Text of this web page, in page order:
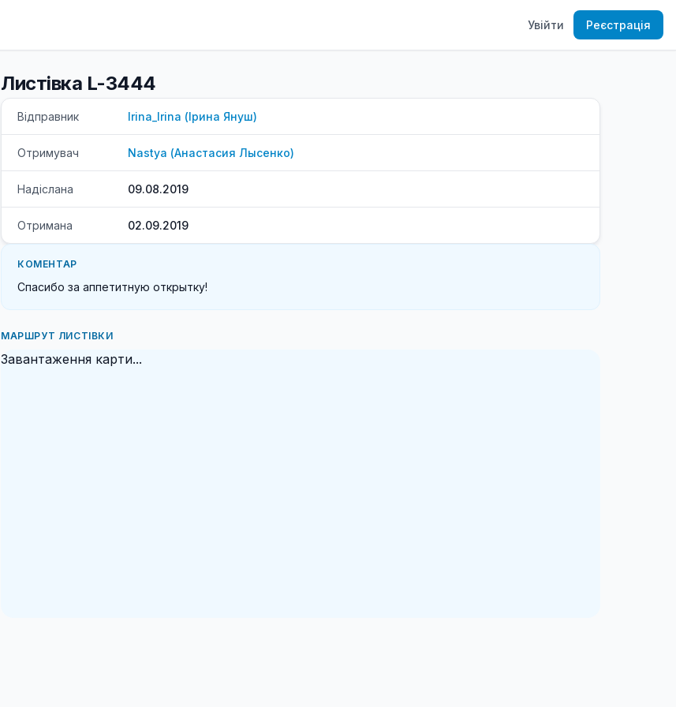
Увійти Реєстрація
Листівка L-3444
Відправник Irina_Irina (Ірина Януш)
Отримувач Nastya (Анастасия Лысенко)
Надіслана 09.08.2019
Отримана 02.09.2019
КОМЕНТАР
Спасибо за аппетитную открытку!
МАРШРУТ ЛИСТІВКИ
Завантаження карти...